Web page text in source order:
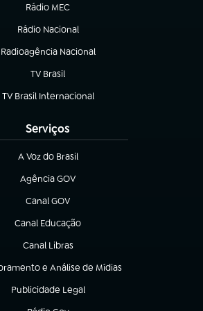
Rádio MEC
(abre em nova aba)
Rádio Nacional
Radioagência Nacional
(abre em nova aba)
TV Brasil
(abre em nova aba)
TV Brasil Internacional
(abre em nova aba)
Serviços
A Voz do Brasil
(abre em nova aba)
Agência GOV
(abre em nova aba)
Canal GOV
(abre em nova aba)
Canal Educação
(abre em nova aba)
Canal Libras
(abre em nova aba)
e Análise de Mídias
nova aba)
Publicidade Legal
(abre em nova aba)